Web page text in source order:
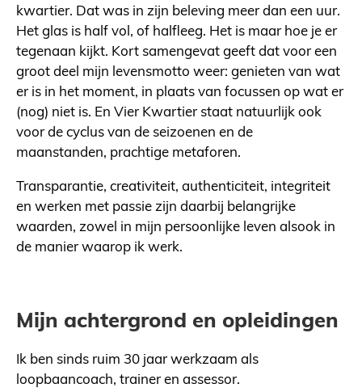
kwartier. Dat was in zijn beleving meer dan een uur.
Het glas is half vol, of halfleeg. Het is maar hoe je er
tegenaan kijkt. Kort samengevat geeft dat voor een
groot deel mijn levensmotto weer: genieten van wat
er is in het moment, in plaats van focussen op wat er
(nog) niet is. En Vier Kwartier staat natuurlijk ook
voor de cyclus van de seizoenen en de
maanstanden, prachtige metaforen.
Transparantie, creativiteit, authenticiteit, integriteit
en werken met passie zijn daarbij belangrijke
waarden, zowel in mijn persoonlijke leven alsook in
de manier waarop ik werk.
Mijn achtergrond en opleidingen
Ik ben sinds ruim 30 jaar werkzaam als
loopbaancoach, trainer en assessor.